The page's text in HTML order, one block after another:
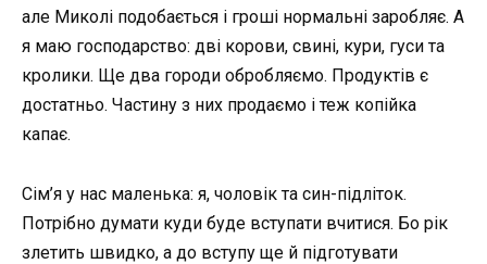
але Миколі подобається і гроші нормальні заробляє. А
я маю господарство: дві корови, свині, кури, гуси та
кролики. Ще два городи обробляємо. Продуктів є
достатньо. Частину з них продаємо і теж копійка
капає.
Сім’я у нас маленька: я, чоловік та син-підліток.
Потрібно думати куди буде вступати вчитися. Бо рік
злетить швидко, а до вступу ще й підготувати